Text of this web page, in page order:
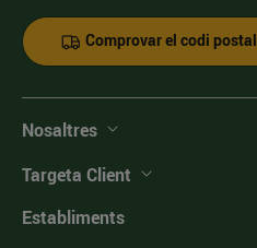
Comprovar el codi postal
Nosaltres
Targeta Client
Establiments